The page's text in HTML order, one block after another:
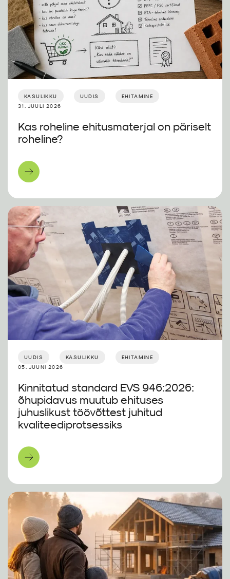
KASULIKKU UUDIS
EHITAMINE
31. JUULI 2026
Kas roheline ehitusmaterjal on päriselt
roheline?
UUDIS KASULIKKU
EHITAMINE
05. JUUNI 2026
Kinnitatud standard EVS 946:2026:
õhupidavus muutub ehituses
juhuslikust töövõttest juhitud
kvaliteediprotsessiks